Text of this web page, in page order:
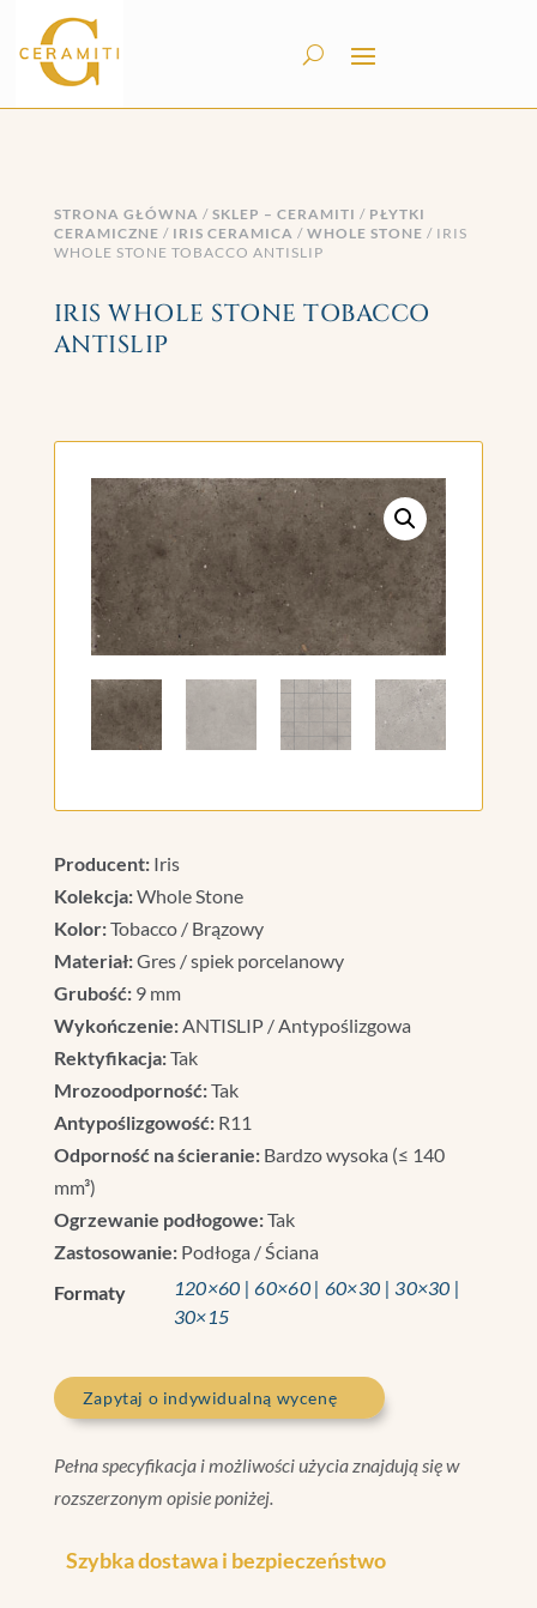
STRONA GŁÓWNA / SKLEP – CERAMITI / PŁYTKI
CERAMICZNE / IRIS CERAMICA / WHOLE STONE / IRIS
WHOLE STONE TOBACCO ANTISLIP
IRIS WHOLE STONE TOBACCO
ANTISLIP
Producent:Iris
Kolekcja:Whole Stone
Kolor:Tobacco / Brązowy
Materiał:Gres / spiek porcelanowy
Grubość:9 mm
Wykończenie:ANTISLIP / Antypoślizgowa
Rektyfikacja:Tak
Mrozoodporność:Tak
Antypoślizgowość:R11
Odporność na ścieranie:Bardzo wysoka (≤ 140
mm³)
Ogrzewanie podłogowe:Tak
Zastosowanie:Podłoga / Ściana
Formaty
120×60 | 60×60 | 60×30 | 30×30 |
30×15
Zapytaj o indywidualną wycenę
Pełna specyfikacja i możliwości użycia znajdują się w
rozszerzonym opisie poniżej.
Szybka dostawa i bezpieczeństwo